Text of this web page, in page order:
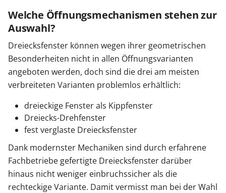
Welche Öffnungsmechanismen stehen zur
Auswahl?
Dreiecksfenster können wegen ihrer geometrischen
Besonderheiten nicht in allen Öffnungsvarianten
angeboten werden, doch sind die drei am meisten
verbreiteten Varianten problemlos erhältlich:
dreieckige Fenster als Kippfenster
Dreiecks-Drehfenster
fest verglaste Dreiecksfenster
Dank modernster Mechaniken sind durch erfahrene
Fachbetriebe gefertigte Dreiecksfenster darüber
hinaus nicht weniger einbruchssicher als die
rechteckige Variante. Damit vermisst man bei der Wahl